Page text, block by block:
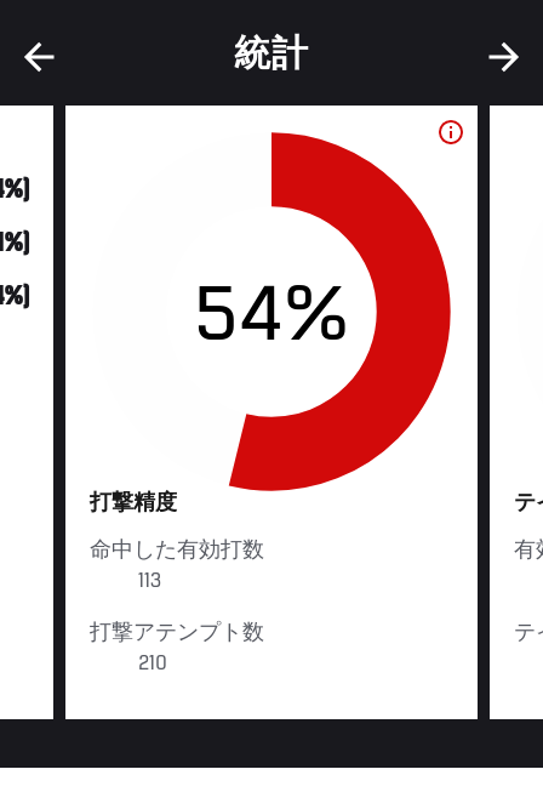
統計
54%
打撃精度
命中した有効打数
113
打撃アテンプト数
210
テ
有
テ